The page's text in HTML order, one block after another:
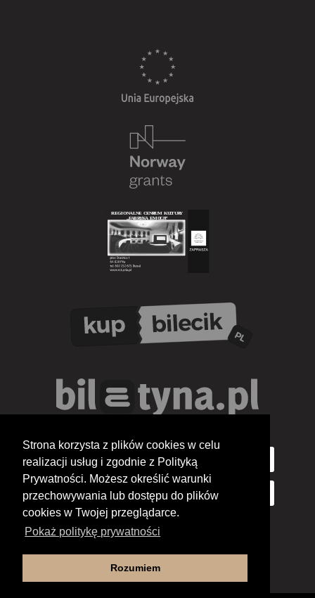
Strona korzysta z plików cookies w celu
realizacji usług i zgodnie z Polityką
Prywatności. Możesz określić warunki
przechowywania lub dostępu do plików
cookies w Twojej przeglądarce.
Pokaż politykę prywatności
Rozumiem